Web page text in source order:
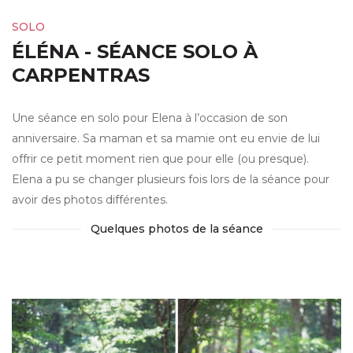
SOLO
ÉLÉNA - SÉANCE SOLO À
CARPENTRAS
Une séance en solo pour Elena à l’occasion de son
anniversaire. Sa maman et sa mamie ont eu envie de lui
offrir ce petit moment rien que pour elle (ou presque).
Elena a pu se changer plusieurs fois lors de la séance pour
avoir des photos différentes.
Quelques photos de la séance